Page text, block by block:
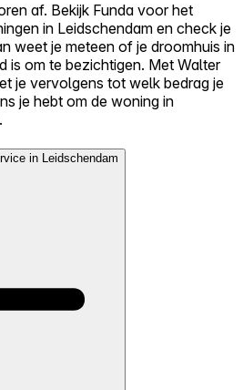
af. Bekijk Funda voor het
in Leidschendam en check je
weet je meteen of je droomhuis in
is om te bezichtigen. Met Walter
je vervolgens tot welk bedrag je
je hebt om de woning in
in Leidschendam